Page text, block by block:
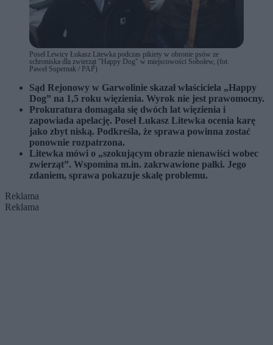
Poseł Lewicy Łukasz Litewka podczas pikiety w obronie psów ze
schroniska dla zwierząt "Happy Dog" w miejscowości Sobolew, (fot.
Paweł Supernak / PAP)
Sąd Rejonowy w Garwolinie skazał właściciela „Happy
Dog” na 1,5 roku więzienia. Wyrok nie jest prawomocny.
Prokuratura domagała się dwóch lat więzienia i
zapowiada apelację. Poseł Łukasz Litewka ocenia karę
jako zbyt niską. Podkreśla, że sprawa powinna zostać
ponownie rozpatrzona.
Litewka mówi o „szokującym obrazie nienawiści wobec
zwierząt”. Wspomina m.in. zakrwawione pałki. Jego
zdaniem, sprawa pokazuje skalę problemu.
Reklama
Reklama